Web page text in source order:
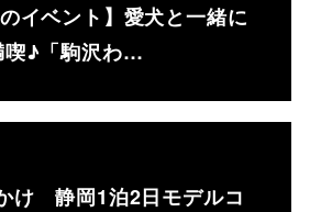
のイベント】愛犬と一緒に
喫♪「駒沢わ…
け 静岡1泊2日モデルコ